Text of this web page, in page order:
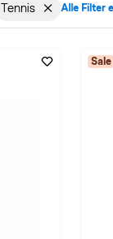
TennisFilter aktiv für
Alle Filter
Sale